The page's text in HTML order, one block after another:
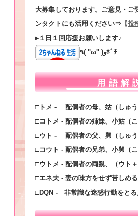
大募集しております。ご意見・ご
ンタクトにも活用ください⇒ 【投
▸１日１回応援お願いします♪
٩( ''ω'' )وﾎﾟﾁ
用語解
□トメ - 配偶者の母、姑（しゅう
□コトメ - 配偶者の姉妹、小姑（こ
□ウト - 配偶者の父、舅（しゅう
□コウト - 配偶者の兄弟、小舅（こ
□ウトメ - 配偶者の両親、（ウト＋
□エネ夫 - 妻の味方をせず苦しめ
□DQN - 非常識な迷惑行動をとる